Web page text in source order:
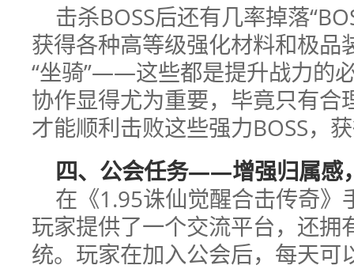
击杀BOSS后还有几率掉落
获得各种高等级强化材料和极品
“坐骑”——这些都是提升战力的
协作显得尤为重要，毕竟只有合
才能顺利击败这些强力BOSS，
四、公会任务——增强归属感
在《1.95诛仙觉醒合击传奇》
玩家提供了一个交流平台，还拥
统。玩家在加入公会后，每天可